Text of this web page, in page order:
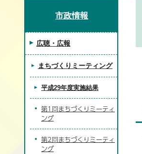
市政情報
広聴・広報
まちづくりミーティング
平成29年度実施結果
第1回まちづくりミーティ
ング
第2回まちづくりミーティ
ング